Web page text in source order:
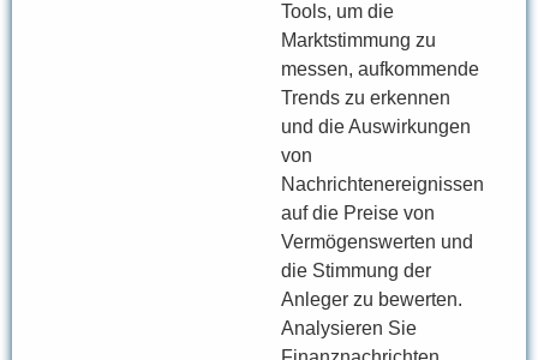
Tools, um die
Marktstimmung zu
messen, aufkommende
Trends zu erkennen
und die Auswirkungen
von
Nachrichtenereignissen
auf die Preise von
Vermögenswerten und
die Stimmung der
Anleger zu bewerten.
Analysieren Sie